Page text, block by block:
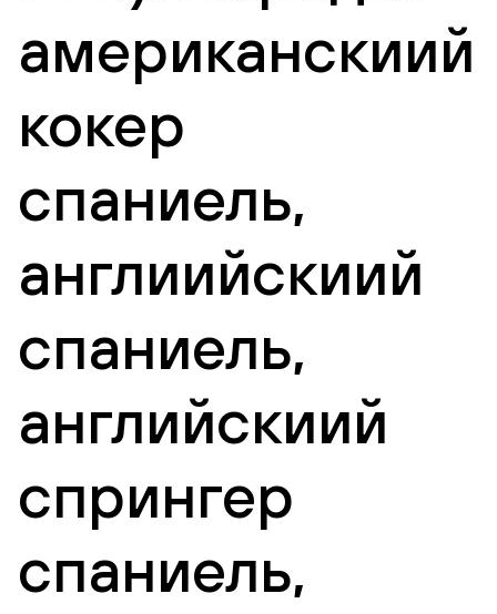
американскиий
кокер
спаниель,
англиийскиий
спаниель,
английскиий
спрингер
спаниель,